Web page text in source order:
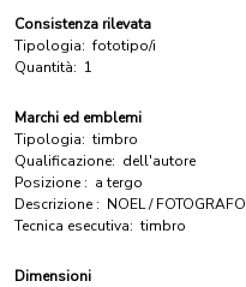
Consistenza rilevata
Tipologia: fototipo/i
Quantità: 1
Marchi ed emblemi
Tipologia: timbro
Qualificazione: dell'autore
Posizione : a tergo
Descrizione : NOEL / FOTOGRAFO
Tecnica esecutiva: timbro
Dimensioni